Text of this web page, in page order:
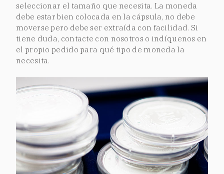
seleccionar el tamaño que necesita. La moneda
debe estar bien colocada en la cápsula, no debe
moverse pero debe ser extraída con facilidad. Si
tiene duda, contacte con nosotros o indíquenos en
el propio pedido para qué tipo de moneda la
necesita.